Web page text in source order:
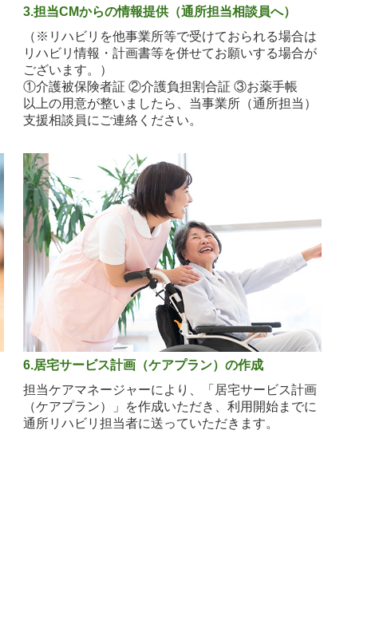
3.担当CMからの情報提供（通所担当相談員へ）
（※リハビリを他事業所等で受けておられる場合は
リハビリ情報・計画書等を併せてお願いする場合が
ございます。）
①介護被保険者証 ②介護負担割合証 ③お薬手帳
以上の用意が整いましたら、当事業所（通所担当）
支援相談員にご連絡ください。
6.居宅サービス計画（ケアプラン）の作成
担当ケアマネージャーにより、「居宅サービス計画
（ケアプラン）」を作成いただき、利用開始までに
通所リハビリ担当者に送っていただきます。